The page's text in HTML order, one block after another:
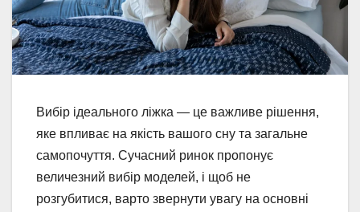
Вибір ідеального ліжка — це важливе рішення,
яке впливає на якість вашого сну та загальне
самопочуття. Сучасний ринок пропонує
величезний вибір моделей, і щоб не
розгубитися, варто звернути увагу на основні